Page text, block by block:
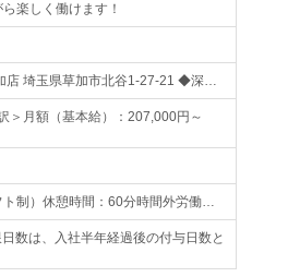
楽しく働けます！
店 埼玉県草加市北谷1-27-21 ◆深…
＞月額（基本給）：207,000円～
ト制）休憩時間：60分時間外労働…
数は、入社半年経過後の付与日数と